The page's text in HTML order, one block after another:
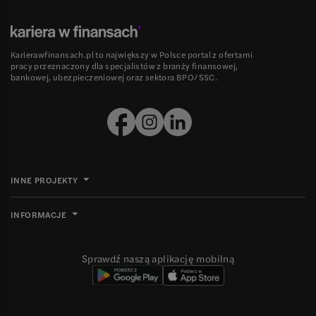
Karierawfinansach.pl to największy w Polsce portal z ofertami
pracy przeznaczony dla specjalistów z branży finansowej,
bankowej, ubezpieczeniowej oraz sektora BPO/SSC.
INNE PROJEKTY
INFORMACJE
Sprawdź naszą aplikację mobilną